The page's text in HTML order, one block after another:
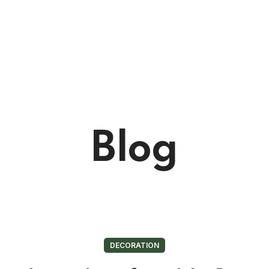
Blog
DECORATION